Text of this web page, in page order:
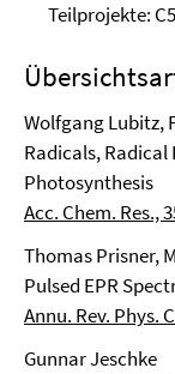
Teilprojekte:
Wolfgang Lubitz,
Radicals, Radical
Photosynthesis
Acc. Chem. Res.,
Thomas Prisner,
Pulsed EPR
Annu. Rev. Phys.
Gunnar Jeschke